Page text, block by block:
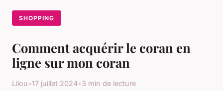
SHOPPING
Comment acquérir le coran en
ligne sur mon coran
Lilou•17 juillet 2024•3 min de lecture